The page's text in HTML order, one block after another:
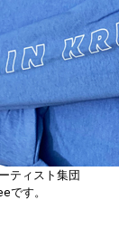
ティスト集団
す。